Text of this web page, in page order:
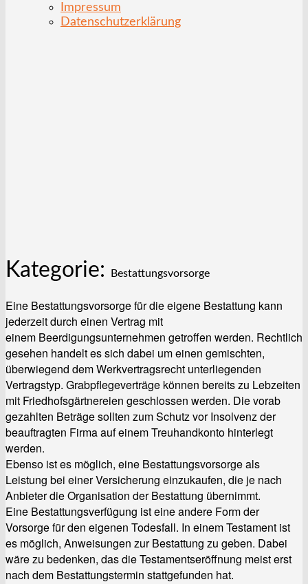
Impressum
Datenschutzerklärung
Kategorie: Bestattungsvorsorge
Eine Bestattungsvorsorge für die eigene Bestattung kann
jederzeit durch einen Vertrag mit
einem Beerdigungsunternehmen getroffen werden. Rechtlich
gesehen handelt es sich dabei um einen gemischten,
überwiegend dem Werkvertragsrecht unterliegenden
Vertragstyp. Grabpflegeverträge können bereits zu Lebzeiten
mit Friedhofsgärtnereien geschlossen werden. Die vorab
gezahlten Beträge sollten zum Schutz vor Insolvenz der
beauftragten Firma auf einem Treuhandkonto hinterlegt
werden.
Ebenso ist es möglich, eine Bestattungsvorsorge als
Leistung bei einer Versicherung einzukaufen, die je nach
Anbieter die Organisation der Bestattung übernimmt.
Eine Bestattungsverfügung ist eine andere Form der
Vorsorge für den eigenen Todesfall. In einem Testament ist
es möglich, Anweisungen zur Bestattung zu geben. Dabei
wäre zu bedenken, das die Testamentseröffnung meist erst
nach dem Bestattungstermin stattgefunden hat.